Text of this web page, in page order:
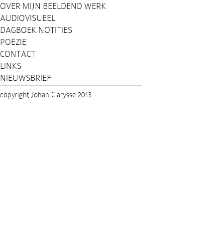
OVER MIJN BEELDEND WERK
AUDIOVISUEEL
DAGBOEK NOTITIES
POËZIE
CONTACT
LINKS
NIEUWSBRIEF
copyright Johan Clarysse 2013